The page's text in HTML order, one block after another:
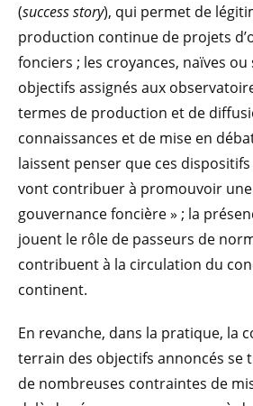
(success story), qui permet de
production continue de projets
fonciers ; les croyances, naïves ou
objectifs assignés aux
termes de production et de
connaissances et de mise en
laissent penser que ces
vont contribuer à promouvoir
gouvernance foncière » ; la
jouent le rôle de passeurs de
contribuent à la circulation du
continent.
En revanche, dans la pratique, la
terrain des objectifs annoncés se
de nombreuses contraintes de